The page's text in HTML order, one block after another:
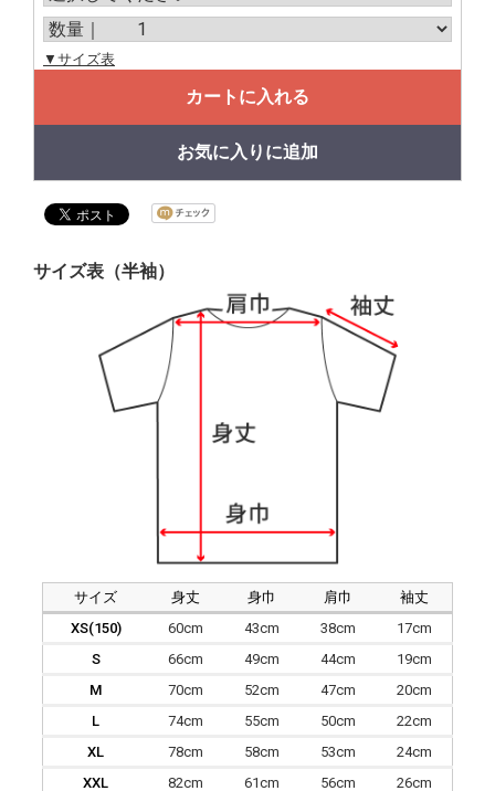
▼サイズ表
カートに入れる
お気に入りに追加
サイズ表（半袖）
サイズ 身丈 身巾 肩巾
袖丈
XS(150)
60cm 43cm 38cm
17cm
S
66cm 49cm 44cm
19cm
M
70cm 52cm 47cm
20cm
L
74cm 55cm 50cm
22cm
XL
78cm 58cm 53cm
24cm
XXL
82cm 61cm 56cm 26cm